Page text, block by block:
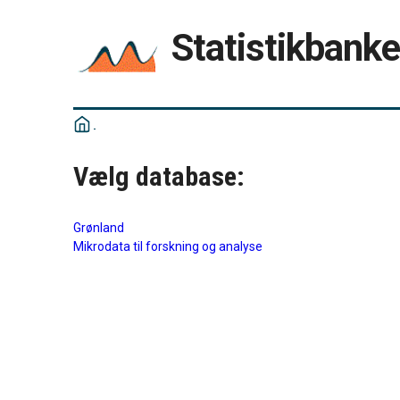
Vælg database:
Grønland
Mikrodata til forskning og analyse